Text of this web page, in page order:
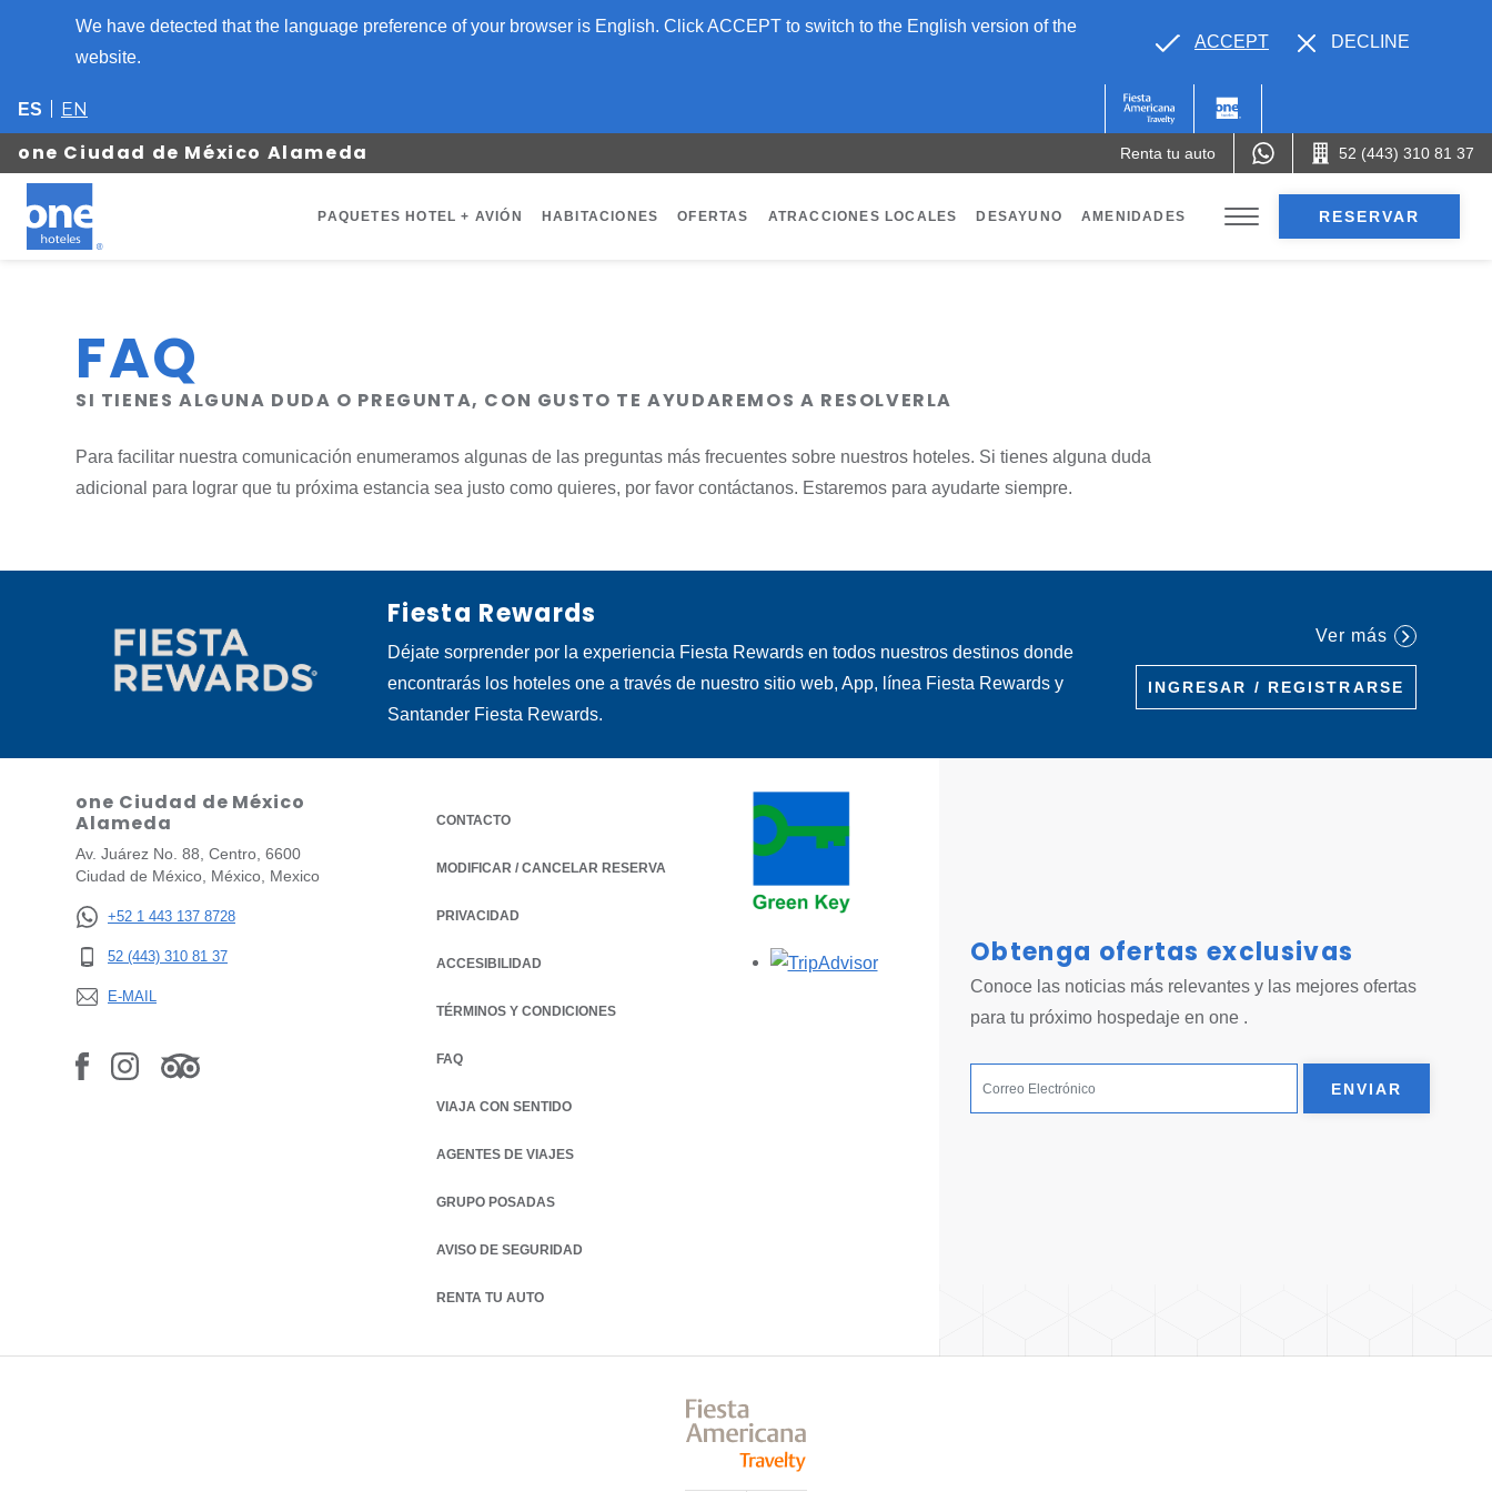
ES EN
one Ciudad de México Alameda Renta tu auto 52 (443) 310 81 37
PAQUETES HOTEL + AVIÓN HABITACIONES OFERTAS ATRACCIONES LOCALES DESAYUNO AMENIDADES RESERVAR
We have detected that the language preference of your browser is English. Click ACCEPT to switch to the English version of the
website.
ACCEPT DECLINE
FAQ
SI TIENES ALGUNA DUDA O PREGUNTA, CON GUSTO TE AYUDAREMOS A RESOLVERLA
Para facilitar nuestra comunicación enumeramos algunas de las preguntas más frecuentes sobre nuestros hoteles. Si tienes alguna duda
adicional para lograr que tu próxima estancia sea justo como quieres, por favor contáctanos. Estaremos para ayudarte siempre.
Fiesta Rewards
Déjate sorprender por la experiencia Fiesta Rewards en todos nuestros destinos donde
encontrarás los hoteles one a través de nuestro sitio web, App, línea Fiesta Rewards y
Santander Fiesta Rewards.
Ver más
INGRESAR / REGISTRARSE
one Ciudad de México
Alameda
Av. Juárez No. 88, Centro, 6600
Ciudad de México, México, Mexico
+52 1 443 137 8728
52 (443) 310 81 37
E-MAIL
CONTACTO
MODIFICAR / CANCELAR RESERVA
PRIVACIDAD
OPENS IN A NEW TAB.
ACCESIBILIDAD
TÉRMINOS Y CONDICIONES
FAQ
VIAJA CON SENTIDO
AGENTES DE VIAJES
GRUPO POSADAS
AVISO DE SEGURIDAD
RENTA TU AUTO
OPENS IN A NEW TAB.
Opens in a new tab.Obtenga ofertas exclusivas
Conoce las noticias más relevantes y las mejores ofertas
para tu próximo hospedaje en one .
ENVIAR